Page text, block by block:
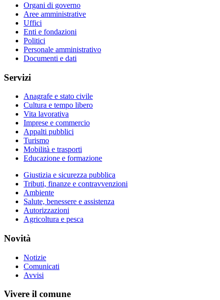
Organi di governo
Aree amministrative
Uffici
Enti e fondazioni
Politici
Personale amministrativo
Documenti e dati
Servizi
Anagrafe e stato civile
Cultura e tempo libero
Vita lavorativa
Imprese e commercio
Appalti pubblici
Turismo
Mobilità e trasporti
Educazione e formazione
Giustizia e sicurezza pubblica
Tributi, finanze e contravvenzioni
Ambiente
Salute, benessere e assistenza
Autorizzazioni
Agricoltura e pesca
Novità
Notizie
Comunicati
Avvisi
Vivere il comune